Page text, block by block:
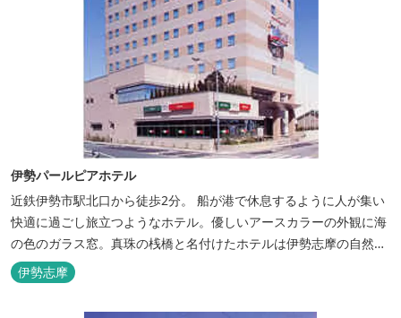
伊勢パールピアホテル
近鉄伊勢市駅北口から徒歩2分。 船が港で休息するように人が集い
快適に過ごし旅立つようなホテル。優しいアースカラーの外観に海
の色のガラス窓。真珠の桟橋と名付けたホテルは伊勢志摩の自然保
護への思いか省エネルギーへの工夫と設備を備えています。 和食・
イタリアンレストランがございます。 また、宿泊のお客様は途中出
入り自由立体駐車場を無料でお使いいただけます。
伊勢志摩